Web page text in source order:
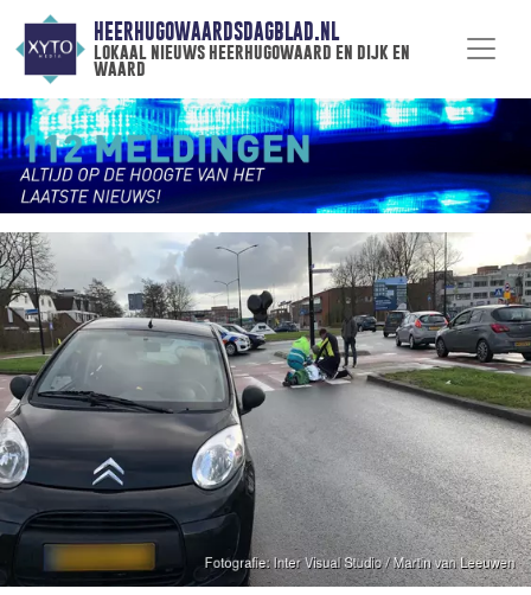
HEERHUGOWAARDSDAGBLAD.NL
lokaal nieuws heerhugowaard en dijk en
waard